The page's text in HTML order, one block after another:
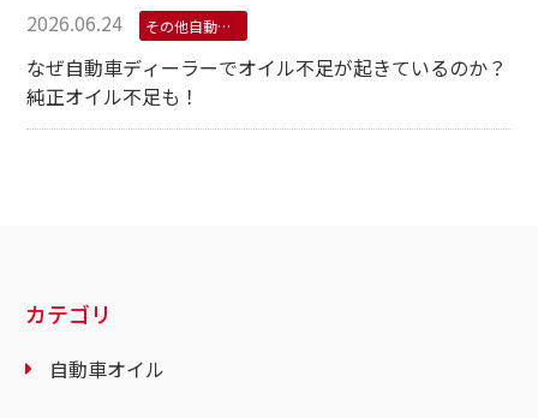
2026.06.24 その他自動車用オイル
なぜ自動車ディーラーでオイル不足が起きているのか？
純正オイル不足も！
カテゴリ
自動車オイル